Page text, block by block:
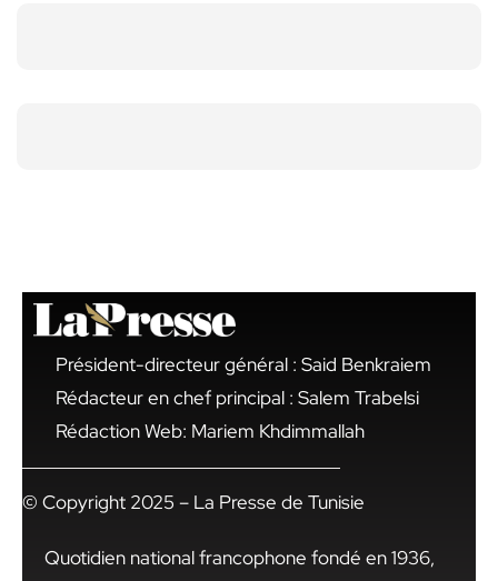
Président-directeur général : Said Benkraiem
Rédacteur en chef principal : Salem Trabelsi
Rédaction Web: Mariem Khdimmallah
© Copyright 2025 – La Presse de Tunisie
Quotidien national francophone fondé en 1936,